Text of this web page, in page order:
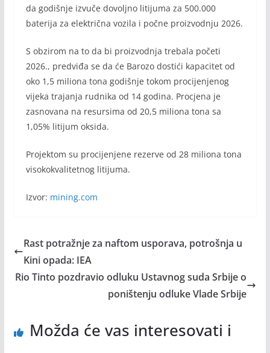
da godišnje izvuče dovoljno litijuma za 500.000
baterija za električna vozila i počne proizvodnju 2026.
S obzirom na to da bi proizvodnja trebala početi
2026., predviđa se da će Barozo dostići kapacitet od
oko 1,5 miliona tona godišnje tokom procijenjenog
vijeka trajanja rudnika od 14 godina. Procjena je
zasnovana na resursima od 20,5 miliona tona sa
1,05% litijum oksida.
Projektom su procijenjene rezerve od 28 miliona tona
visokokvalitetnog litijuma.
Izvor: mining.com
Rast potražnje za naftom usporava, potrošnja u
Kini opada: IEA
Rio Tinto pozdravio odluku Ustavnog suda Srbije o
poništenju odluke Vlade Srbije
Možda će vas interesovati i